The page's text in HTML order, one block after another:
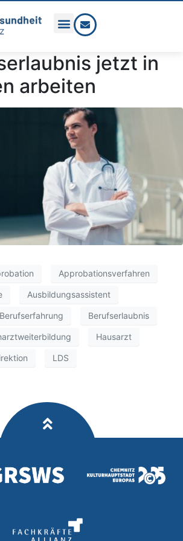
jetzt in
arbeiten
Approbationsverfahren
Ausbildungsassistent
Berufserfahrung Berufserlaubnis
Hausarzt
LDS